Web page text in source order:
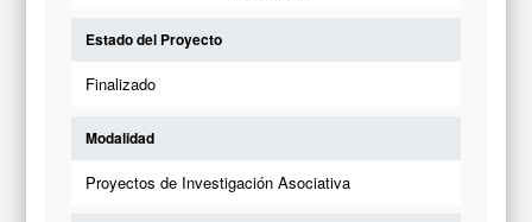
Estado del Proyecto
Finalizado
Modalidad
Proyectos de Investigación Asociativa